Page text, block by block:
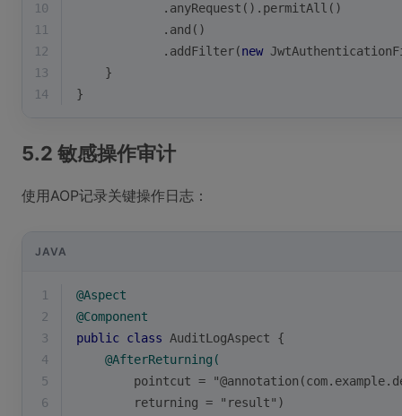
10
            .anyRequest().permitAll()
11
            .and()
12
            .addFilter(
new
13
    }
14
}
5.2 敏感操作审计
使用AOP记录关键操作日志：
JAVA
1
@Aspect
2
@Component
3
public class AuditLogAspect
{
4
@AfterReturning(
5
pointcut =
6
        returning = "result")